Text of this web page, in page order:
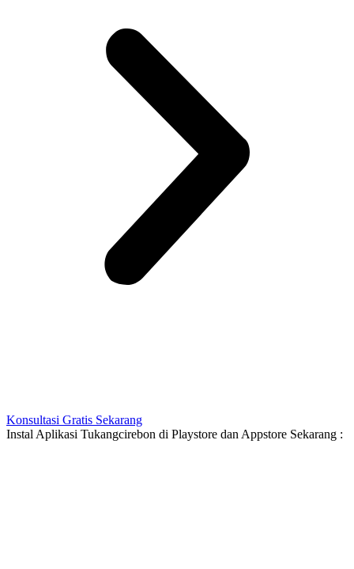
Konsultasi Gratis Sekarang
Instal Aplikasi Tukangcirebon di Playstore dan Appstore Sekarang :